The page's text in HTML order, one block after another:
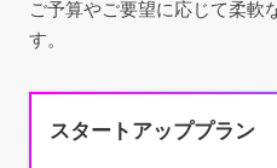
ご予算やご要望に応じて柔軟
す。
スタートアッププラン